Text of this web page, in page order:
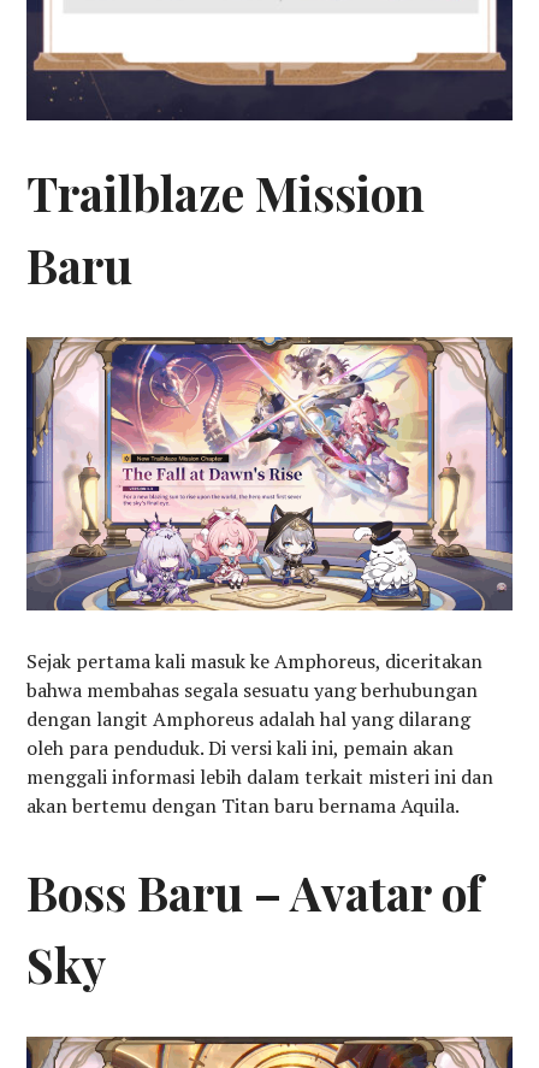
Trailblaze Mission
Baru
Sejak pertama kali masuk ke Amphoreus, diceritakan
bahwa membahas segala sesuatu yang berhubungan
dengan langit Amphoreus adalah hal yang dilarang
oleh para penduduk. Di versi kali ini, pemain akan
menggali informasi lebih dalam terkait misteri ini dan
akan bertemu dengan Titan baru bernama Aquila.
Boss Baru – Avatar of
Sky